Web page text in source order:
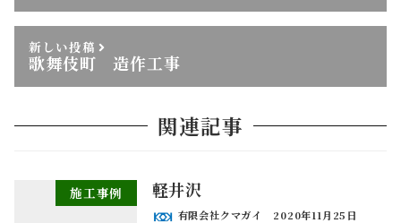
新しい投稿
歌舞伎町 造作工事
関連記事
施工事例 軽井沢
有限会社クマガイ 2020年11月25日